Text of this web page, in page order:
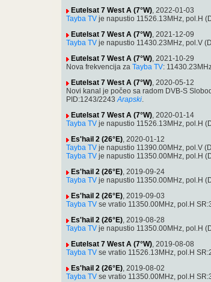
Eutelsat 7 West A (7°W), 2022-01-03
Tayba TV je napustio 11526.13MHz, pol.H
Eutelsat 7 West A (7°W), 2021-12-09
Tayba TV je napustio 11430.23MHz, pol.V
Eutelsat 7 West A (7°W), 2021-10-29
Nova frekvencija za Tayba TV:
Eutelsat 7 West A (7°W), 2020-05-12
Novi kanal je počeo sa radom DVB-S
PID:1243/2243 Arapski.
Eutelsat 7 West A (7°W), 2020-01-14
Tayba TV je napustio 11526.13MHz, pol.H
Es'hail 2 (26°E), 2020-01-12
Tayba TV je napustio 11390.00MHz, pol.V
Tayba TV je napustio 11350.00MHz, pol.H
Es'hail 2 (26°E), 2019-09-24
Tayba TV je napustio 11350.00MHz, pol.H
Es'hail 2 (26°E), 2019-09-03
Tayba TV se vratio 11350.00MHz, pol.H
Es'hail 2 (26°E), 2019-08-28
Tayba TV je napustio 11350.00MHz, pol.H
Eutelsat 7 West A (7°W), 2019-08-08
Tayba TV se vratio 11526.13MHz, pol.H
Es'hail 2 (26°E), 2019-08-02
Tayba TV se vratio 11350.00MHz, pol.H